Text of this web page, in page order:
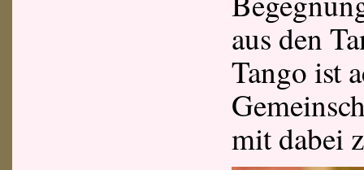
aus den
Tango ist
mit dabei